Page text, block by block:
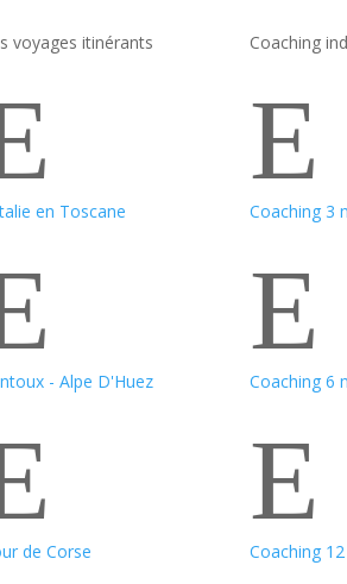
voyages itinérants
en Toscane
- Alpe D'Huez
de Corse
Coaching
E
Coaching 3
E
Coaching 6
E
Coaching